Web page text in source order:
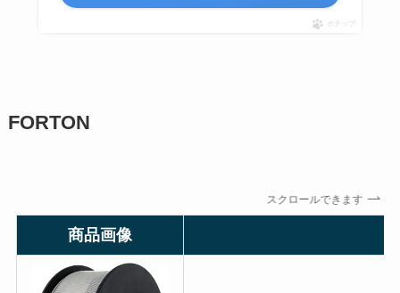
ポチップ
FORTON
スクロールできます
商品画像